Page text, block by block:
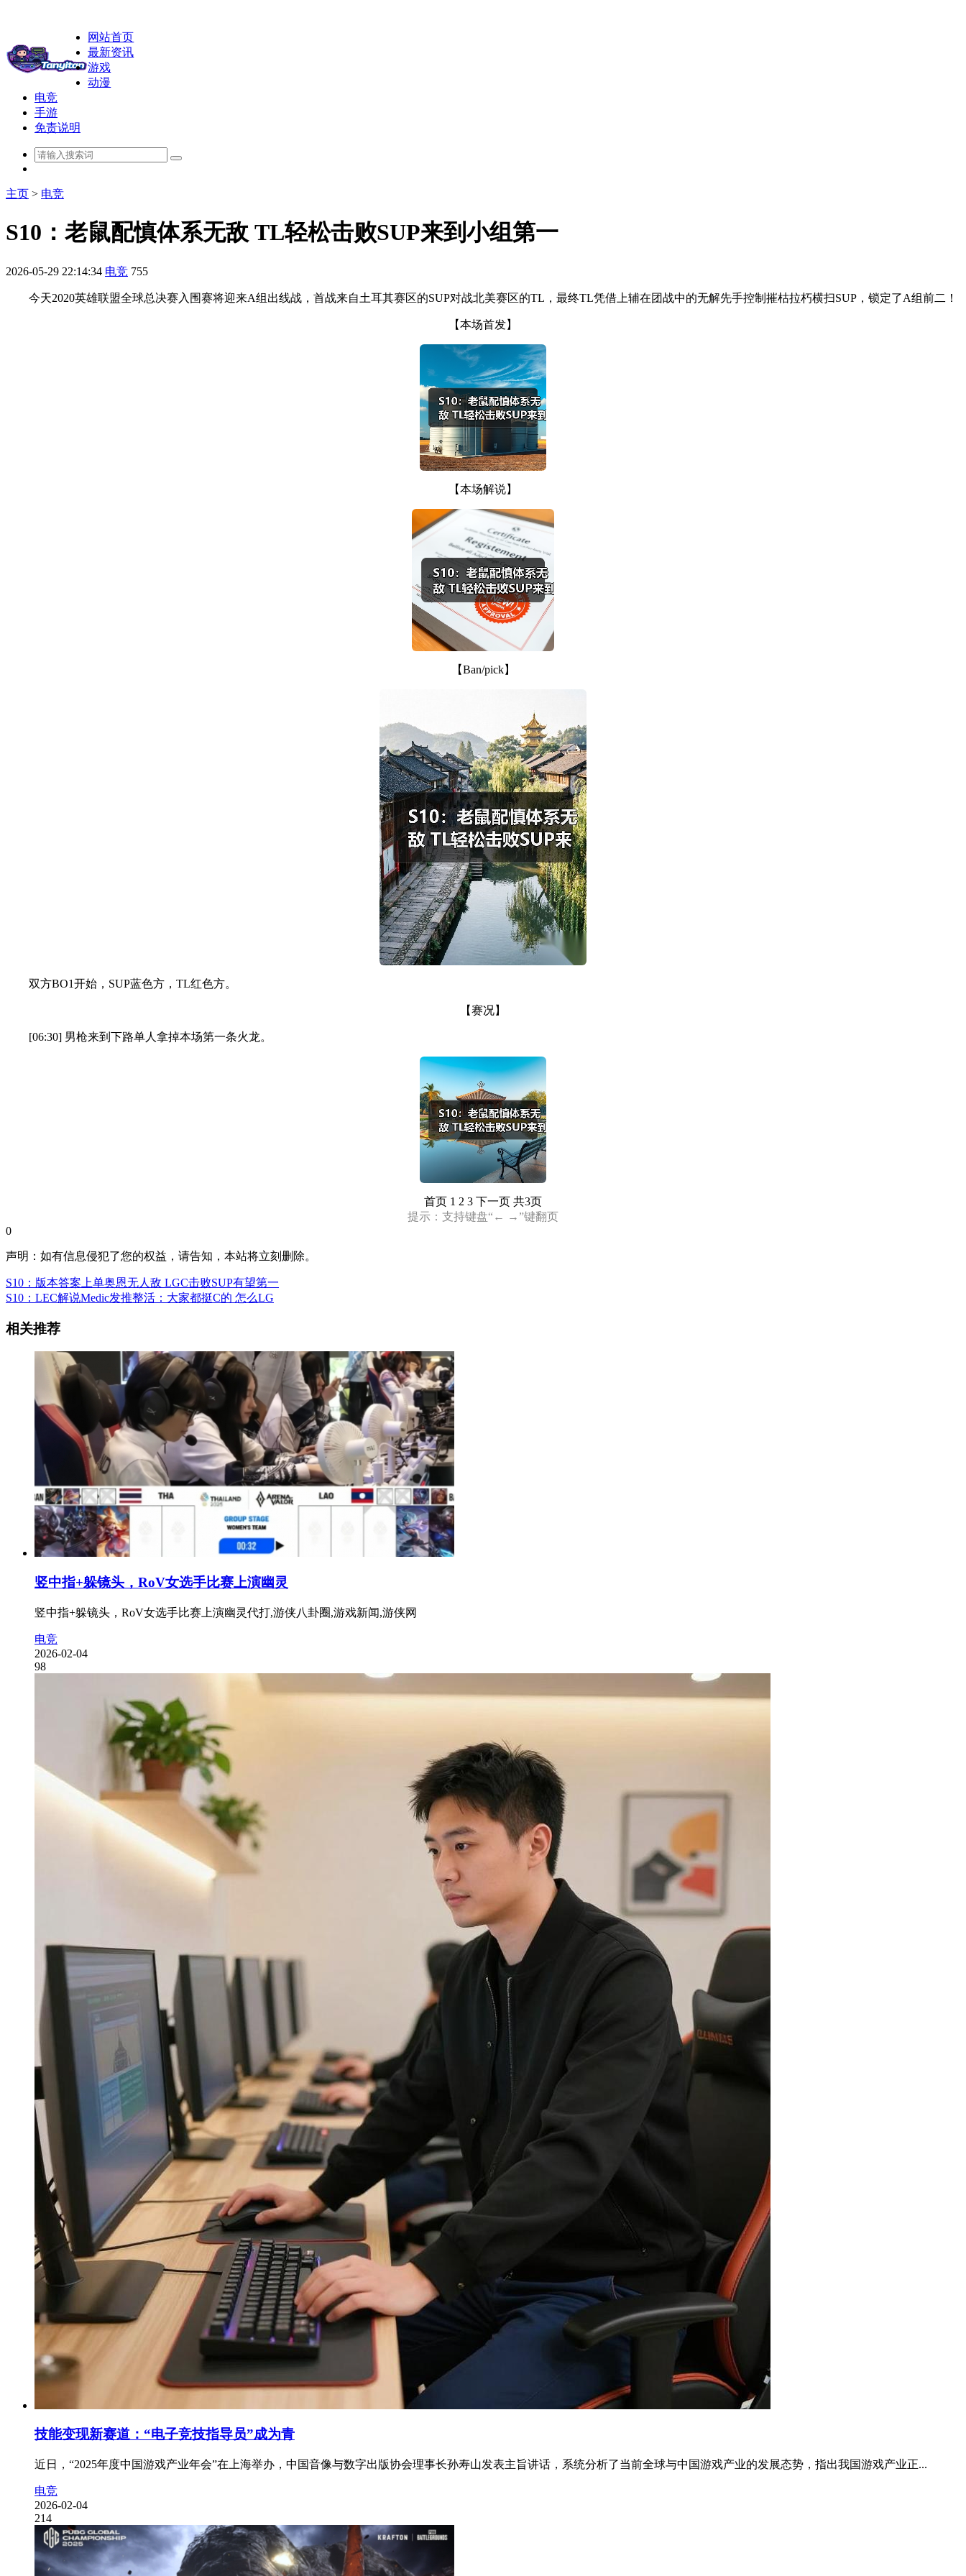
网站首页
最新资讯
游戏
动漫
电竞
手游
免责说明
主页 > 电竞
S10：老鼠配慎体系无敌 TL轻松击败SUP来到小组第一
2026-05-29 22:14:34 电竞 755
今天2020英雄联盟全球总决赛入围赛将迎来A组出线战，首战来自土耳其赛区的SUP对战北美赛区的TL，最终TL凭借上辅在团战中的无解先手控制摧枯拉朽横扫SUP，锁定了A组前二！
【本场首发】
【本场解说】
【Ban/pick】
双方BO1开始，SUP蓝色方，TL红色方。
【赛况】
[06:30] 男枪来到下路单人拿掉本场第一条火龙。
首页 1 2 3 下一页 共3页
提示：支持键盘“← →”键翻页
0
声明：如有信息侵犯了您的权益，请告知，本站将立刻删除。
S10：版本答案上单奥恩无人敌 LGC击败SUP有望第一
S10：LEC解说Medic发推整活：大家都挺C的 怎么LG
相关推荐
竖中指+躲镜头，RoV女选手比赛上演幽灵
竖中指+躲镜头，RoV女选手比赛上演幽灵代打,游侠八卦圈,游戏新闻,游侠网
电竞
2026-02-04
98
技能变现新赛道：“电子竞技指导员”成为青
近日，“2025年度中国游戏产业年会”在上海举办，中国音像与数字出版协会理事长孙寿山发表主旨讲话，系统分析了当前全球与中国游戏产业的发展态势，指出我国游戏产业正...
电竞
2026-02-04
214